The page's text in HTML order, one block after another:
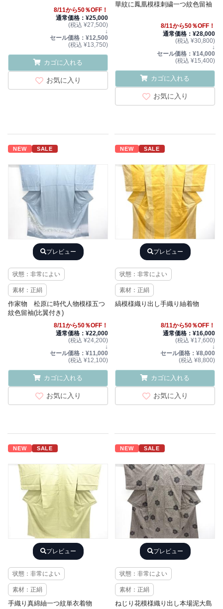
8/11から50％OFF！
通常価格：¥25,000
(税込 ¥27,500)
↓
セール価格：¥12,500
(税込 ¥13,750)
カゴに入れる
お気に入り
華紋に鳳凰模様刺繍一つ紋色留袖
8/11から50％OFF！
通常価格：¥28,000
(税込 ¥30,800)
↓
セール価格：¥14,000
(税込 ¥15,400)
カゴに入れる
お気に入り
NEW SALE
プレビュー
状態：非常によい
素材：正絹
作家物 松原に時代人物模様五つ
紋色留袖(比翼付き)
8/11から50％OFF！
通常価格：¥22,000
(税込 ¥24,200)
↓
セール価格：¥11,000
(税込 ¥12,100)
カゴに入れる
お気に入り
NEW SALE
プレビュー
状態：非常によい
素材：正絹
縞模様織り出し手織り紬着物
8/11から50％OFF！
通常価格：¥16,000
(税込 ¥17,600)
↓
セール価格：¥8,000
(税込 ¥8,800)
カゴに入れる
お気に入り
NEW SALE
プレビュー
状態：非常によい
素材：正絹
手織り真綿紬一つ紋単衣着物
NEW SALE
プレビュー
状態：非常によい
素材：正絹
ねじり花模様織り出し本場泥大島